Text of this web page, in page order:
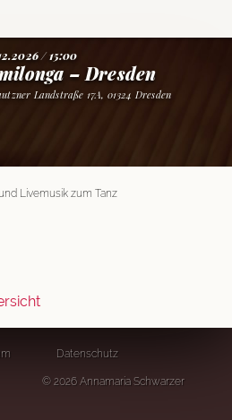
/ 15:00
– Dresden
Landstraße 17A, 01324 Dresden
Livemusik zum Tanz
Datenschutz
© 2026 Annamaria Schwarzer